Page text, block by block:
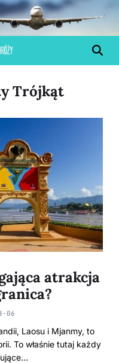
Trójkąt
atrakcja
06
Laosu i Mjanmy, to
To właśnie tutaj każdy